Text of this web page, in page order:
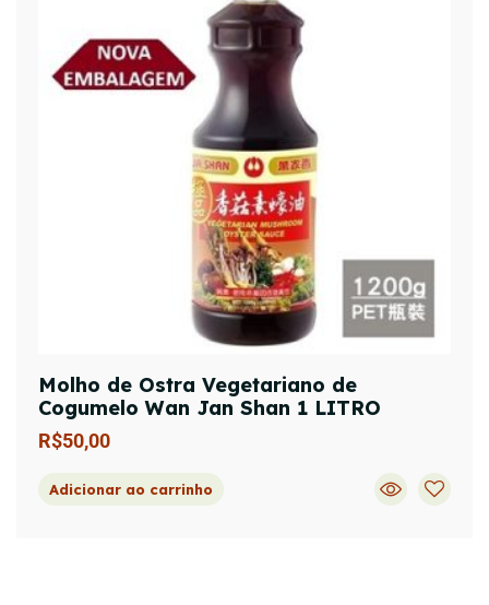
Molho de Ostra Vegetariano de
Cogumelo Wan Jan Shan 1 LITRO
R$50,00
Adicionar ao carrinho